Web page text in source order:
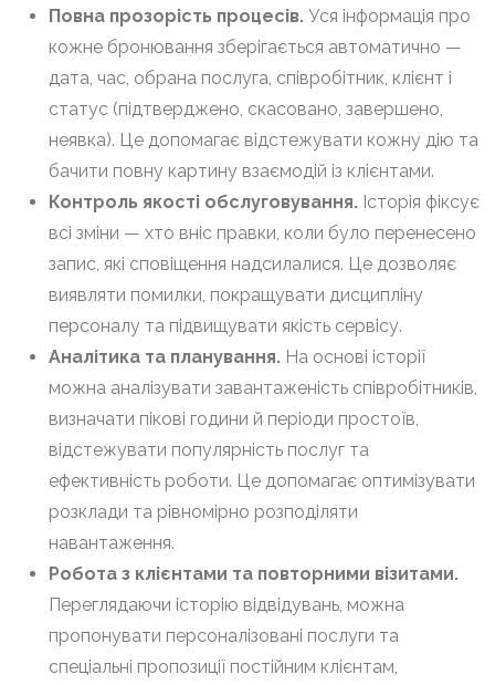
Повна прозорість процесів. Уся інформація про
кожне бронювання зберігається автоматично —
дата, час, обрана послуга, співробітник, клієнт і
статус (підтверджено, скасовано, завершено,
неявка). Це допомагає відстежувати кожну дію та
бачити повну картину взаємодій із клієнтами.
Контроль якості обслуговування. Історія фіксує
всі зміни — хто вніс правки, коли було перенесено
запис, які сповіщення надсилалися. Це дозволяє
виявляти помилки, покращувати дисципліну
персоналу та підвищувати якість сервісу.
Аналітика та планування. На основі історії
можна аналізувати завантаженість співробітників,
визначати пікові години й періоди простоїв,
відстежувати популярність послуг та
ефективність роботи. Це допомагає оптимізувати
розклади та рівномірно розподіляти
навантаження.
Робота з клієнтами та повторними візитами.
Переглядаючи історію відвідувань, можна
пропонувати персоналізовані послуги та
спеціальні пропозиції постійним клієнтам,